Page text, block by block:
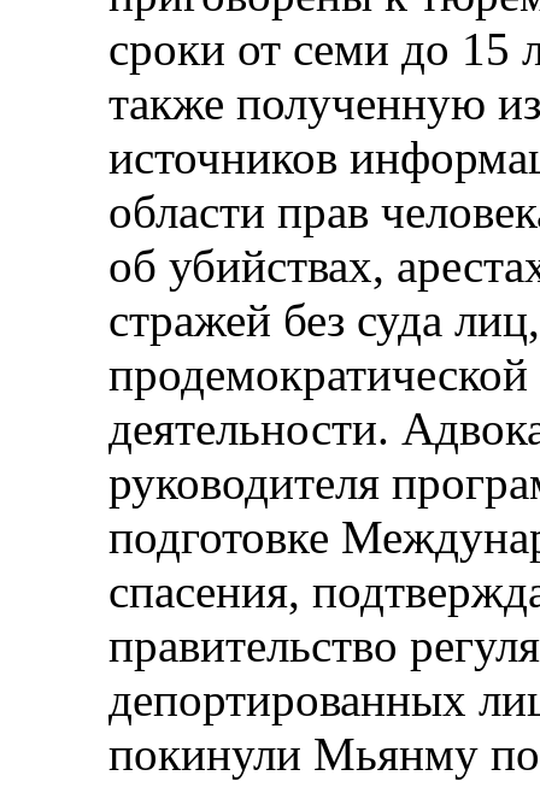
сроки от семи до 15
также полученную
источников
области прав
об убийствах,
стражей без суда
деятельности.
руководителя
подготовке
спасения,
правительство
депортированных
покинули Мьянму